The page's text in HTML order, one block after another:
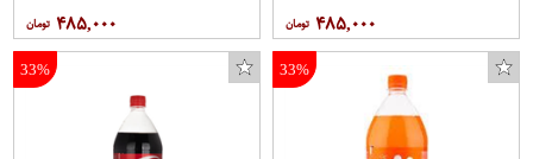
۴۸۵,۰۰۰ ۴۸۵,۰۰۰
33%
33%